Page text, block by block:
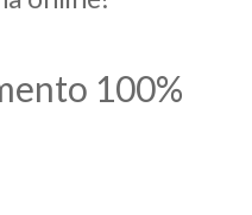
100%